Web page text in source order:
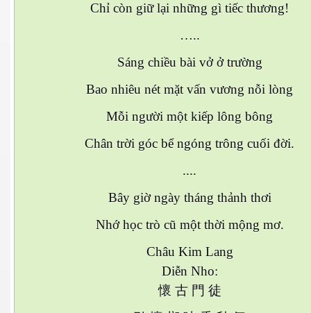
Chỉ còn giữ lại những gì tiếc thương!
…..
Sáng chiều bài vở ở trường
Bao nhiêu nét mặt vấn vương nỗi lòng
Mỗi người một kiếp lông bông
Chân trời góc bể ngóng trông cuối đời.
....
Bây giờ ngày tháng thảnh thơi
Nhớ học trò cũ một thời mộng mơ.
Châu Kim Lang
Diễn Nho:
懷 古 門 徒